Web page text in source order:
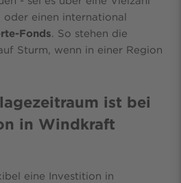
oder einen international
Fonds. So stehen die
Sturm, wenn in einer Region
ist bei
in Windkraft
eine Investition in